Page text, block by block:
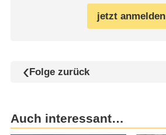
jetzt anmelden
Folge zurück
Auch interessant…